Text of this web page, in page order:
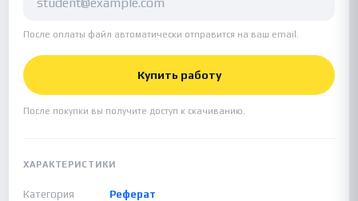
После оплаты файл автоматически отправится на ваш email.
Купить работу
После покупки вы получите доступ к скачиванию.
ХАРАКТЕРИСТИКИ
Категория
Реферат